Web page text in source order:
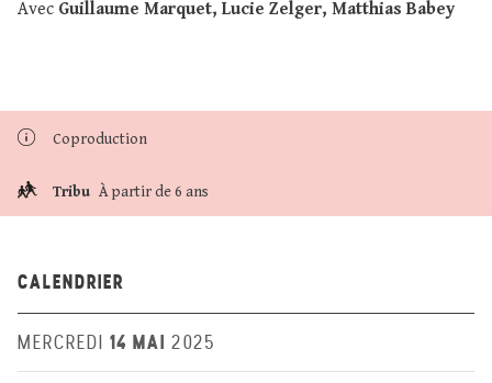
Avec Guillaume Marquet, Lucie Zelger, Matthias Babey
Coproduction
Tribu À partir de 6 ans
CALENDRIER
MERCREDI 14 MAI 2025